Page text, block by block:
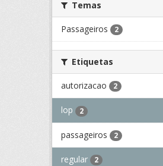
Temas
Passageiros 2
Etiquetas
autorizacao 2
lop 2
passageiros 2
regular 2